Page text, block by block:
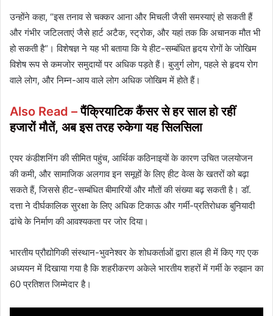
उन्होंने कहा, “इस तनाव से चक्कर आना और मिचली जैसी समस्याएं हो सकती हैं
और गंभीर जटिलताएं जैसे हार्ट अटैक, स्ट्रोक, और यहां तक कि अचानक मौत भी
हो सकती है“। विशेषज्ञ ने यह भी बताया कि ये हीट-सम्बंधित हृदय रोगों के जोखिम
विशेष रूप से कमजोर समुदायों पर अधिक पड़ते हैं। बुजुर्ग लोग, पहले से हृदय रोग
वाले लोग, और निम्न-आय वाले लोग अधिक जोखिम में होते हैं।
Also Read –पैंक्रियाटिक कैंसर से हर साल हो रहीं
हजारों मौतें, अब इस तरह रुकेगा यह सिलसिला
एयर कंडीशनिंग की सीमित पहुंच, आर्थिक कठिनाइयों के कारण उचित जलयोजन
की कमी, और सामाजिक अलगाव इन समूहों के लिए हीट वेव्स के खतरों को बढ़ा
सकते हैं, जिससे हीट-सम्बंधित बीमारियों और मौतों की संख्या बढ़ सकती है। डॉ.
दत्ता ने दीर्घकालिक सुरक्षा के लिए अधिक टिकाऊ और गर्मी-प्रतिरोधक बुनियादी
ढांचे के निर्माण की आवश्यकता पर जोर दिया।
भारतीय प्रौद्योगिकी संस्थान-भुवनेश्वर के शोधकर्ताओं द्वारा हाल ही में किए गए एक
अध्ययन में दिखाया गया है कि शहरीकरण अकेले भारतीय शहरों में गर्मी के रुझान का
60 प्रतिशत जिम्मेदार है।